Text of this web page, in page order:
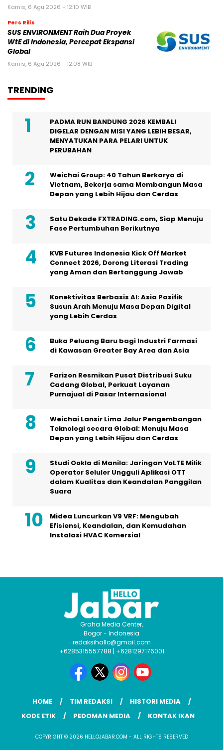
Kamis, 6 Agu 2026 - 12:10 WIB
Pers Rilis
SUS ENVIRONMENT Raih Dua Proyek
WtE di Indonesia, Percepat Ekspansi
Global
Kamis, 6 Agu 2026 - 12:08 WIB
TRENDING
PADMA RUN BANDUNG 2026 KEMBALI
DIGELAR DENGAN MISI YANG LEBIH BESAR,
MENYATUKAN PARA PELARI UNTUK
PERUBAHAN
Weichai Group: 40 Tahun Berkarya di
Vietnam, Bekerja sama Membangun Masa
Depan yang Lebih Hijau dan Cerdas
Satu Dekade FXTRADING.com, Siap Menuju
Fase Pertumbuhan Berikutnya
KVB Futures Indonesia Kick Off Market
Connect 2026, Dorong Literasi Trading
yang Aman dan Bertanggung Jawab
Konektivitas Berbasis AI: Asia Pasifik
Susun Arah Menuju Masa Depan Digital
yang Lebih Cerdas
Buka Peluang Baru bagi Industri Farmasi
di Kawasan Greater Bay Area dan Asia
Farizon Resmikan Pusat Distribusi Suku
Cadang Global, Perkuat Layanan
Purnajual di Pasar Internasional
Weichai Lansir Lima Jalur Pengembangan
Teknologi secara Global: Menuju Masa
Depan yang Lebih Hijau dan Cerdas
Studi Ookla di Manila: Jaringan VoLTE Milik
Operator Seluler Ungguli Aplikasi OTT
dalam Kualitas dan Keandalan Panggilan
Suara
Midea Luncurkan V9 VRF: Mengubah
Efisiensi, Keandalan, dan Kemudahan
Instalasi HVAC Komersial
Graha Media Center,
Bogor - Indonesia
redaksihallo@gmail.com
+6285315557788 | +6281297176001
HOME TIM REDAKSI
HISTORI MEDIA
KODE ETIK
PEDOMAN MEDIA KONTAK IKAN
COPYRIGHT © 2026 HELLOJABAR.COM - ALL RIGHTS RESERVED